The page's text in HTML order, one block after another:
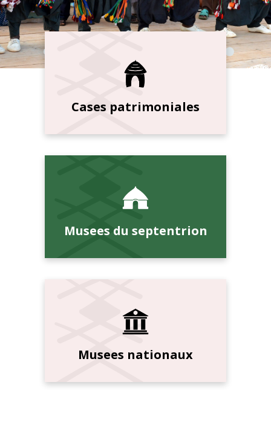
Cases patrimoniales
Musees du septentrion
Musees nationaux